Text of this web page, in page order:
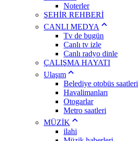
Noterler
ŞEHİR REHBERİ
CANLI MEDYA
Tv de bugün
Canlı tv izle
Canlı radyo dinle
ÇALIŞMA HAYATI
Ulaşım
Belediye otobüs saatleri
Havalimanları
Otogarlar
Metro saatleri
MÜZİK
ilahi